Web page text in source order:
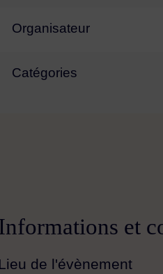
Organisateur
Catégories
et
Lieu de l'évènement